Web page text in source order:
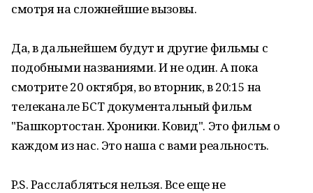
смотря на сложнейшие вызовы.
Да, в дальнейшем будут и другие фильмы с
подобными названиями. И не один. А пока
смотрите 20 октября, во вторник, в 20:15 на
телеканале БСТ документальный фильм
"Башкортостан. Хроники. Ковид". Это фильм о
каждом из нас. Это наша с вами реальность.
P.S. Расслабляться нельзя. Все еще не